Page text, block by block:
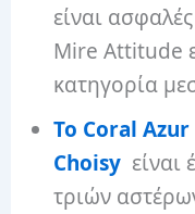
είναι
Mire Attitude
κατηγορία
Το Coral
Choisy είναι
τριών